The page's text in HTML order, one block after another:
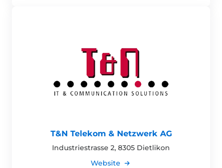
T&N Telekom & Netzwerk AG
Industriestrasse 2, 8305 Dietlikon
Website